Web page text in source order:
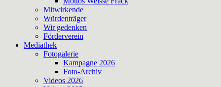
Mitwirkende
Würdenträger
Wir gedenken
Förderverein
Mediathek
Fotogalerie
Kampagne 2026
Foto-Archiv
Videos 2026